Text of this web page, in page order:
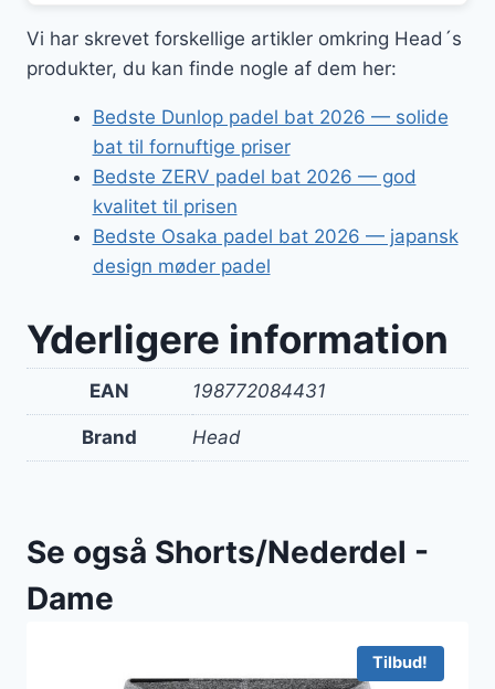
Vi har skrevet forskellige artikler omkring Head´s
produkter, du kan finde nogle af dem her:
Bedste Dunlop padel bat 2026 — solide
bat til fornuftige priser
Bedste ZERV padel bat 2026 — god
kvalitet til prisen
Bedste Osaka padel bat 2026 — japansk
design møder padel
Yderligere information
EAN 198772084431
Brand Head
Se også Shorts/Nederdel -
Dame
Tilbud!